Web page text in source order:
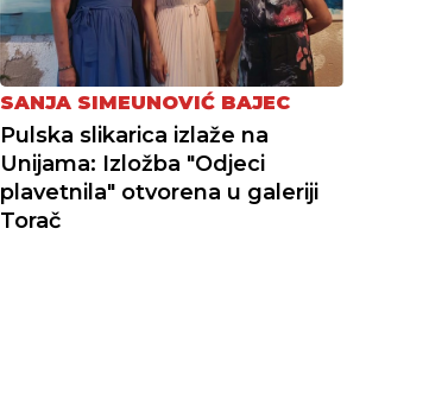
SANJA SIMEUNOVIĆ BAJEC
Pulska slikarica izlaže na
Unijama: Izložba "Odjeci
plavetnila" otvorena u galeriji
Torač